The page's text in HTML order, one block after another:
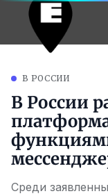
В РОССИИ
В России
Среди